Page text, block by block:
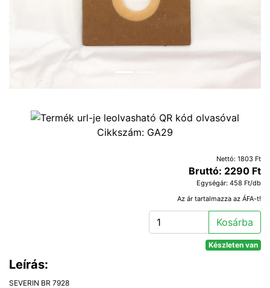
Cikkszám: GA29
Nettó: 1803 Ft
Bruttó: 2290 Ft
Egységár: 458 Ft/db
Az ár tartalmazza az ÁFA-t!
Kosárba
Készleten van
Leírás:
SEVERIN BR 7928